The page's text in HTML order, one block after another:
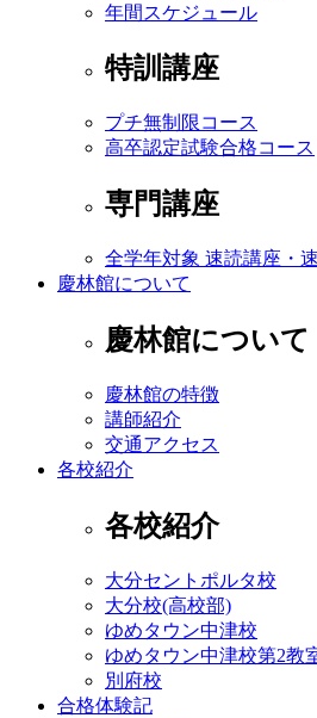
年間スケジュール
特訓講座
プチ無制限コース
高卒認定試験合格コース
専門講座
全学年対象 速読講座・
慶林館について
慶林館について
慶林館の特徴
講師紹介
交通アクセス
各校紹介
各校紹介
大分セントポルタ校
大分校(高校部)
ゆめタウン中津校
ゆめタウン中津校第2教
別府校
合格体験記